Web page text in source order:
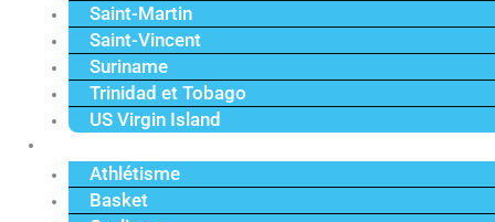
Saint-Martin
Saint-Vincent
Suriname
Trinidad et Tobago
US Virgin Island
Athlétisme
Basket